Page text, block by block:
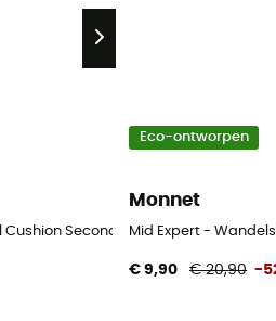
Cushion Second Cut Crew Socks -
Eco-ontworpen
Monnet
Mid Expert -
€ 9,90 € 20,90 -